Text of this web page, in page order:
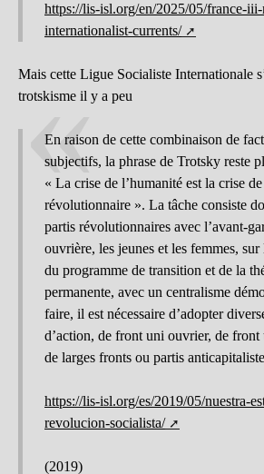
https://lis-isl.org/en/2025/05/france-
internationalist-currents/
Mais cette Ligue Socialiste Internationale
trotskisme il y a peu
En raison de cette combinaison de
subjectifs, la phrase de Trotsky reste
« La crise de l’humanité est la crise
révolutionnaire ». La tâche consiste
partis révolutionnaires avec l’avant-
ouvrière, les jeunes et les femmes,
du programme de transition et de la
permanente, avec un centralisme
faire, il est nécessaire d’adopter
d’action, de front uni ouvrier, de
de larges fronts ou partis
https://lis-isl.org/es/2019/05/nuestra-
revolucion-socialista/
(2019)